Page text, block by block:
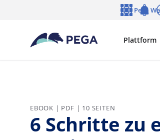
Plattform
Pega
EBOOK | PDF | 10 SEITEN
6 Schritte zu